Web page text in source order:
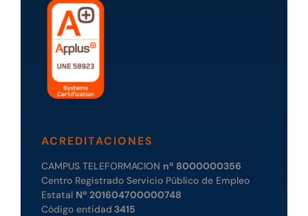
ACREDITACIONES
CAMPUS TELEFORMACION nº 8000000356
Centro Registrado Servicio Público de Empleo
Estatal Nº 201604700000748
Código entidad 3415